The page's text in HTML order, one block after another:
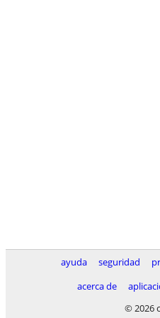
ayuda seguridad
acerca de
© 2026